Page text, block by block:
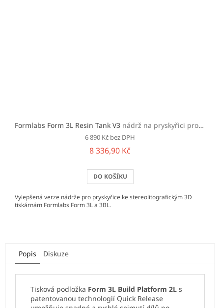
Formlabs Form 3L Resin Tank V3 nádrž na pryskyřici pro Form 3L a 3BL
6 890 Kč bez DPH
8 336,90 Kč
DO KOŠÍKU
Vylepšená verze nádrže pro pryskyřice ke stereolitografickým 3D
tiskárnám Formlabs Form 3L a 3BL.
Popis Diskuze
Tisková podložka Form 3L Build Platform 2L s
patentovanou technologií Quick Release